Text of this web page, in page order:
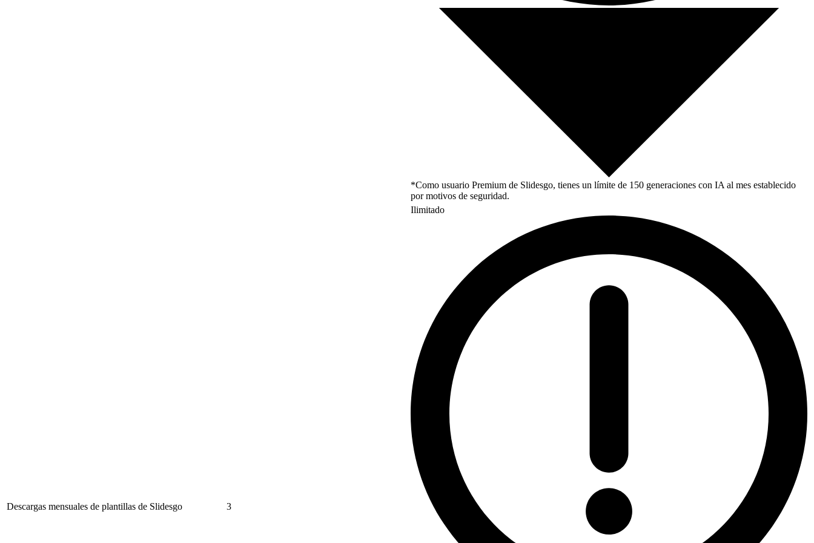
*Como usuario Premium de Slidesgo, tienes un límite de 150 generaciones con IA al mes establecido
por motivos de seguridad.
Descargas mensuales de plantillas de Slidesgo 3
Ilimitado